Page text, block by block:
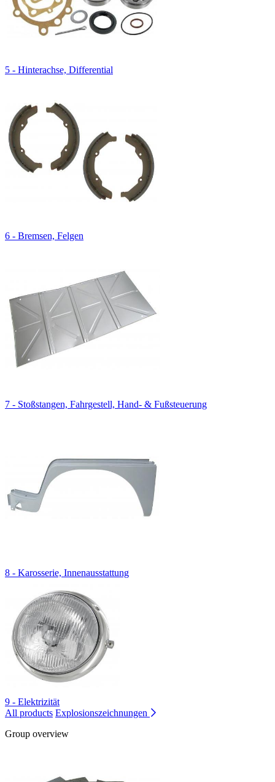
5 - Hinterachse, Differential
6 - Bremsen, Felgen
7 - Stoßstangen, Fahrgestell, Hand- & Fußsteuerung
8 - Karosserie, Innenausstattung
9 - Elektrizität
All products Explosionszeichnungen
Group overview